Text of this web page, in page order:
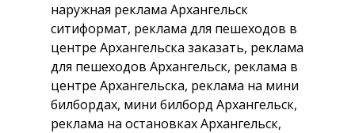
наружная реклама Архангельск
ситиформат, реклама для пешеходов в
центре Архангельска заказать, реклама
для пешеходов Архангельск, реклама в
центре Архангельска, реклама на мини
билбордах, мини билборд Архангельск,
реклама на остановках Архангельск,